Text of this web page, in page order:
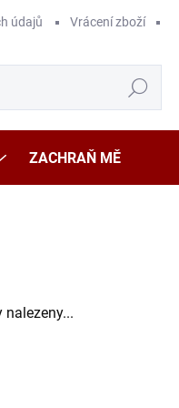
údajů Vrácení zboží
Hledat
ZACHRAŇ MĚ
nalezeny...